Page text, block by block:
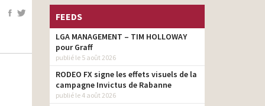
FEEDS
LGA MANAGEMENT – TIM HOLLOWAY
pour Graff
publié le 5 août 2026
RODEO FX signe les effets visuels de la
campagne Invictus de Rabanne
publié le 4 août 2026